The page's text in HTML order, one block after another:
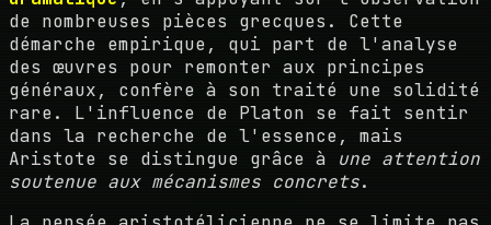
de nombreuses pièces grecques. Cette
démarche empirique, qui part de l'analyse
des œuvres pour remonter aux principes
généraux, confère à son traité une solidité
rare. L'influence de Platon se fait sentir
dans la recherche de l'essence, mais
Aristote se distingue grâce à une attention
soutenue aux mécanismes concrets.